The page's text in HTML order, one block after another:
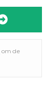
om de